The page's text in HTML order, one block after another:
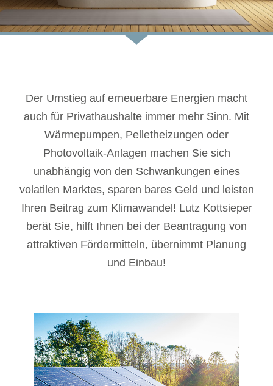
Der Umstieg auf erneuerbare Energien macht
auch für Privathaushalte immer mehr Sinn. Mit
Wärmepumpen, Pelletheizungen oder
Photovoltaik-Anlagen machen Sie sich
unabhängig von den Schwankungen eines
volatilen Marktes, sparen bares Geld und leisten
Ihren Beitrag zum Klimawandel! Lutz Kottsieper
berät Sie, hilft Ihnen bei der Beantragung von
attraktiven Fördermitteln, übernimmt Planung
und Einbau!